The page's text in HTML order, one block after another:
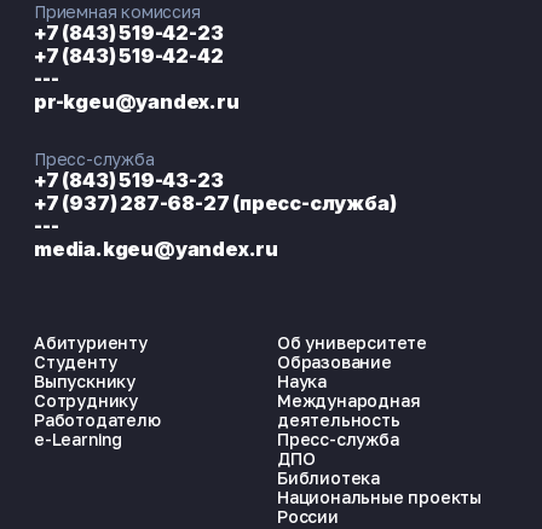
Абитуриенту
Студенту
Выпускнику
Сотруднику
Работодателю
e-Learning
Об университете
Образование
Наука
Международная
деятельность
Пресс-служба
ДПО
Библиотека
Национальные проекты
России
Приемная комиссия
+7 (843) 519-42-23
+7 (843) 519-42-42
---
pr-kgeu@yandex.ru
Пресс-служба
+7 (843) 519-43-23
+7 (937) 287-68-27 (пресс-служба)
---
media.kgeu@yandex.ru